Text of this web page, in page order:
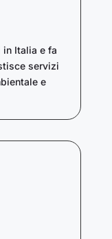
Italia e fa
servizi
e